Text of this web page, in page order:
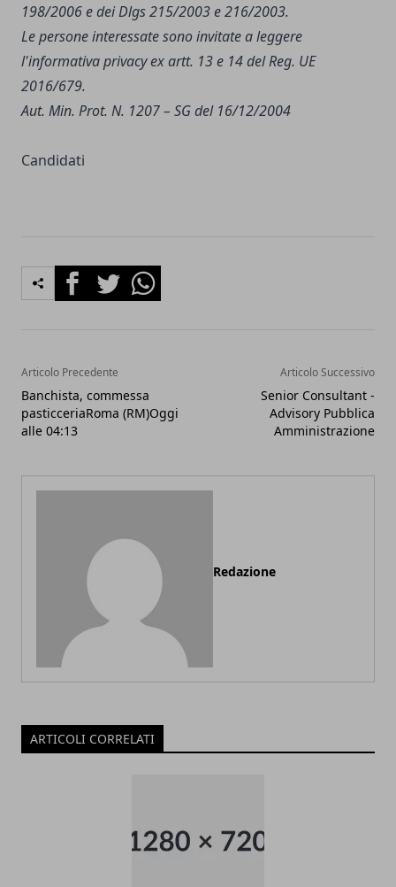
198/2006 e dei Dlgs 215/2003 e 216/2003.
Le persone interessate sono invitate a leggere
l'informativa privacyex artt. 13 e 14 del Reg. UE
2016/679.
Aut. Min. Prot. N. 1207 – SG del 16/12/2004
Candidati
FacebookTwitterWhatsapp
Articolo Precedente
Banchista, commessa
pasticceriaRoma (RM)Oggi
alle 04:13
Articolo Successivo
Senior Consultant -
Advisory Pubblica
Amministrazione
Redazione
ARTICOLI CORRELATI